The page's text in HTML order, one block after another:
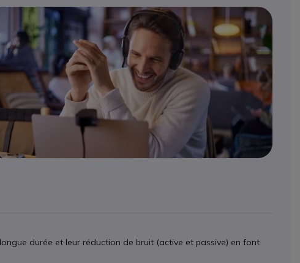
durée et leur réduction de bruit (active et passive) en font